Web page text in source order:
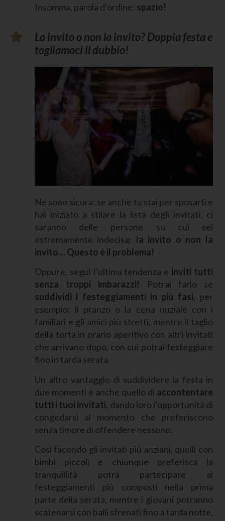
Insomma, parola d’ordine: spazio!
La invito o non la invito? Doppia festa e
togliamoci il dubbio!
Ne sono sicura: se anche tu stai per sposarti e
hai iniziato a stilare la lista degli invitati, ci
saranno delle persone su cui sei
estremamente indecisa: la invito o non la
invito… Questo è il problema!
Oppure, segui l’ultima tendenza e inviti tutti
senza troppi imbarazzi!
Potrai farlo se
suddividi i festeggiamenti in più fasi, per
esempio: il pranzo o la cena nuziale con i
familiari e gli amici più stretti, mentre il taglio
della torta in orario aperitivo con altri invitati
che arrivano dopo, con cui potrai festeggiare
fino in tarda serata.
Un altro vantaggio di suddividere la festa in
due momenti è anche quello di accontentare
tutti i tuoi invitati, dando loro l’opportunità di
congedarsi al momento che preferiscono
senza timore di offendere nessuno.
Così facendo gli invitati più anziani, quelli con
bimbi piccoli e chiunque preferisca la
tranquillità potrà partecipare ai
festeggiamenti più composti nella prima
parte della serata, mentre i giovani potranno
scatenarsi con balli sfrenati fino a tarda notte,